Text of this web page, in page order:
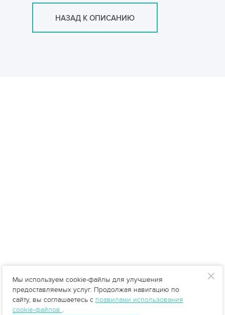
НАЗАД К ОПИСАНИЮ
Мы используем cookie-файлы для улучшения
предоставляемых услуг. Продолжая навигацию по
сайту, вы соглашаетесь с правилами использования
cookie-файлов .